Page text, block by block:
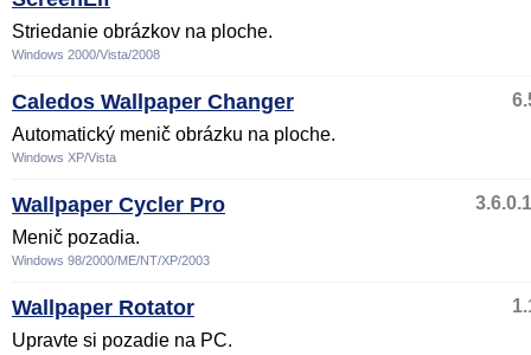
Striedanie obrázkov na ploche.
Windows 2000/Vista/2008
Caledos Wallpaper Changer
Automatický menič obrázku na ploche.
Windows XP/Vista
Wallpaper Cycler Pro
Menič pozadia.
Windows 98/2000/ME/NT/XP/2003
Wallpaper Rotator
Upravte si pozadie na PC.